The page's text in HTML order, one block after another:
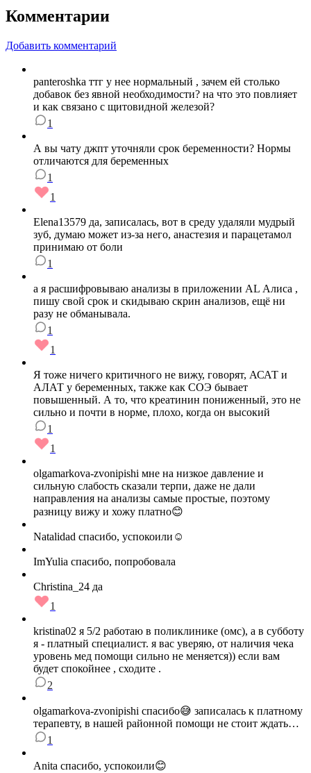
Комментарии
Добавить комментарий
panteroshka ттг у нее нормальный , зачем ей столько
добавок без явной необходимости? на что это повлияет
и как связано с щитовидной железой?
1
А вы чату джпт уточняли срок беременности? Нормы
отличаются для беременных
1
1
Elena13579 да, записалась, вот в среду удаляли мудрый
зуб, думаю может из-за него, анастезия и парацетамол
принимаю от боли
1
а я расшифровываю анализы в приложении AL Алиса ,
пишу свой срок и скидываю скрин анализов, ещё ни
разу не обманывала.
1
1
Я тоже ничего критичного не вижу, говорят, АСАТ и
АЛАТ у беременных, также как СОЭ бывает
повышенный. А то, что креатинин пониженный, это не
сильно и почти в норме, плохо, когда он высокий
1
1
olgamarkova-zvonipishi мне на низкое давление и
сильную слабость сказали терпи, даже не дали
направления на анализы самые простые, поэтому
разницу вижу и хожу платно😊
Natalidad спасибо, успокоили☺️
ImYulia спасибо, попробовала
Christina_24 да
1
kristina02 я 5/2 работаю в поликлинике (омс), а в субботу
я - платный специалист. я вас уверяю, от наличия чека
уровень мед помощи сильно не меняется)) если вам
будет спокойнее , сходите .
2
olgamarkova-zvonipishi спасибо😅 записалась к платному
терапевту, в нашей районной помощи не стоит ждать…
1
Anita спасибо, успокоили😊